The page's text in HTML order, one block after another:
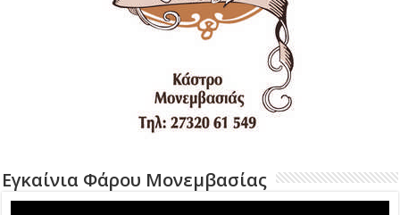
Εγκαίνια Φάρου Μονεμβασίας